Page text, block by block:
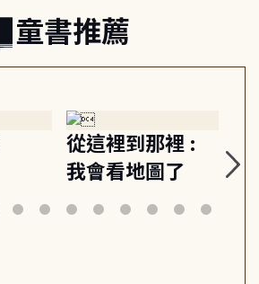
童書推薦
從這裡到那裡 :
我會看地圖了
美